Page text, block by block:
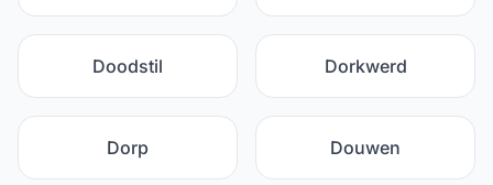
Doodstil Dorkwerd
Dorp Douwen